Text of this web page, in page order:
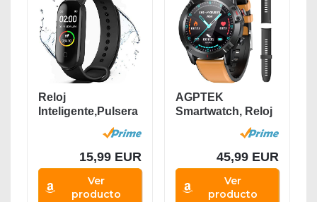
Reloj
Inteligente,Pulsera
de Actividad...
15,99 EUR
Ver
producto
AGPTEK
Smartwatch, Reloj
Inteligente 1.3 Inch
45,99 EUR
Ver
producto